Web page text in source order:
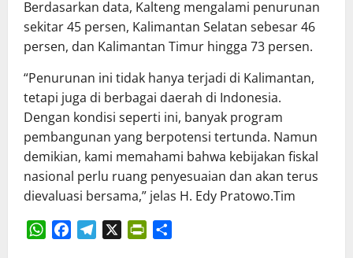
Berdasarkan data, Kalteng mengalami penurunan
sekitar 45 persen, Kalimantan Selatan sebesar 46
persen, dan Kalimantan Timur hingga 73 persen.
“Penurunan ini tidak hanya terjadi di Kalimantan,
tetapi juga di berbagai daerah di Indonesia.
Dengan kondisi seperti ini, banyak program
pembangunan yang berpotensi tertunda. Namun
demikian, kami memahami bahwa kebijakan fiskal
nasional perlu ruang penyesuaian dan akan terus
dievaluasi bersama,” jelas H. Edy Pratowo.Tim